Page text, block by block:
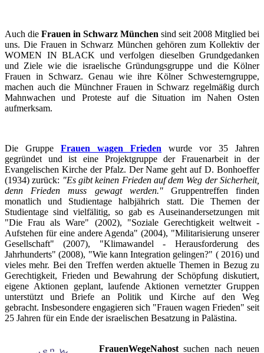
Auch die Frauen in Schwarz München sind seit 2008 Mitglied bei
uns. Die Frauen in Schwarz München gehören zum Kollektiv der
WOMEN IN BLACK und verfolgen dieselben Grundgedanken
und Ziele wie die israelische Gründungsgruppe und die Kölner
Frauen in Schwarz. Genau wie ihre Kölner Schwesterngruppe,
machen auch die Münchner Frauen in Schwarz regelmäßig durch
Mahnwachen und Proteste auf die Situation im Nahen Osten
aufmerksam.
Die Gruppe Frauen wagen Frieden wurde vor 35 Jahren
gegründet und ist eine Projektgruppe der Frauenarbeit in der
Evangelischen Kirche der Pfalz. Der Name geht auf D. Bonhoeffer
(1934) zurück: "Es gibt keinen Frieden auf dem Weg der Sicherheit,
denn Frieden muss gewagt werden."Gruppentreffen finden
monatlich und Studientage halbjährich statt. Die Themen der
Studientage sind vielfälitig, so gab es Auseinandersetzungen mit
"Die Frau als Ware" (2002), "Soziale Gerechtigkeit weltweit -
Aufstehen für eine andere Agenda" (2004), "Militarisierung unserer
Gesellschaft" (2007), "Klimawandel - Herausforderung des
Jahrhunderts" (2008), "Wie kann Integration gelingen?" ( 2016) und
vieles mehr. Bei den Treffen werden aktuelle Themen in Bezug zu
Gerechtigkeit, Frieden und Bewahrung der Schöpfung diskutiert,
eigene Aktionen geplant, laufende Aktionen vernetzter Gruppen
unterstützt und Briefe an Politik und Kirche auf den Weg
gebracht. Insbesondere engagieren sich "Frauen wagen Frieden" seit
25 Jahren für ein Ende der israelischen Besatzung in Palästina.
FrauenWegeNahostsuchen nach neuen